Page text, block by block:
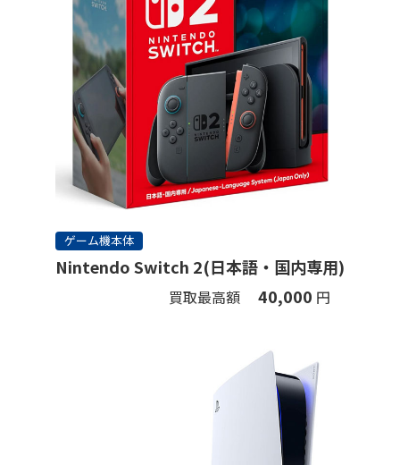
ゲーム機本体
Nintendo Switch 2(日本語・国内専用)
買取最高額 40,000 円